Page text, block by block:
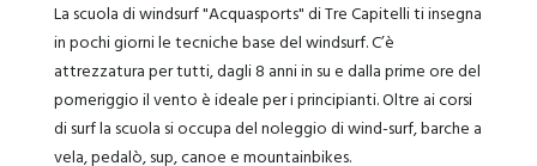
La scuola di windsurf "Acquasports" di Tre Capitelli ti insegna
in pochi giorni le tecniche base del windsurf. C’è
attrezzatura per tutti, dagli 8 anni in su e dalla prime ore del
pomeriggio il vento è ideale per i principianti. Oltre ai corsi
di surf la scuola si occupa del noleggio di wind-surf, barche a
vela, pedalò, sup, canoe e mountainbikes.